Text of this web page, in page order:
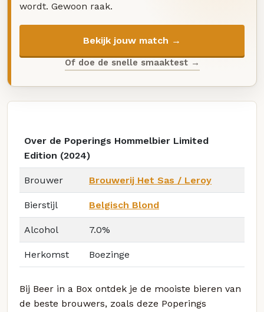
wordt. Gewoon raak.
Bekijk jouw match →
Of doe de snelle smaaktest →
Over de Poperings Hommelbier Limited
Edition (2024)
Brouwer Brouwerij Het Sas / Leroy
Bierstijl Belgisch Blond
Alcohol 7.0%
Herkomst Boezinge
Bij Beer in a Box ontdek je de mooiste bieren van
de beste brouwers, zoals deze Poperings